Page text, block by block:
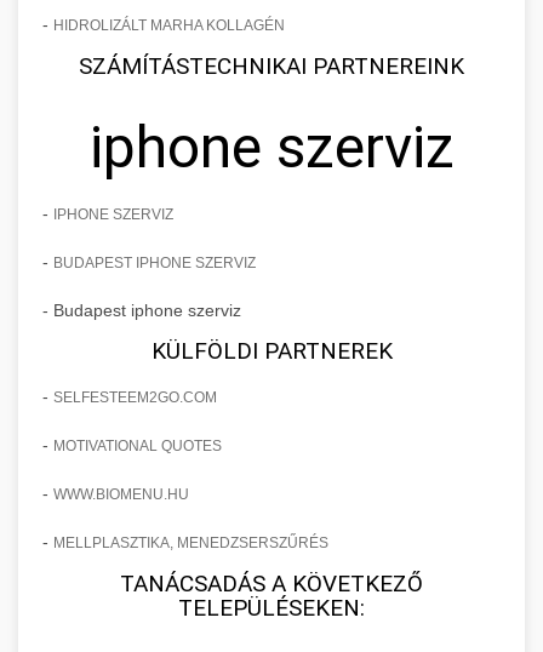
- HIDROLIZÁLT MARHA KOLLAGÉN
SZÁMÍTÁSTECHNIKAI PARTNEREINK
iphone szerviz
- IPHONE SZERVIZ
- BUDAPEST IPHONE SZERVIZ
- Budapest iphone szerviz
KÜLFÖLDI PARTNEREK
- SELFESTEEM2GO.COM
- MOTIVATIONAL QUOTES
- WWW.BIOMENU.HU
- MELLPLASZTIKA, MENEDZSERSZŰRÉS
TANÁCSADÁS A KÖVETKEZŐ
TELEPÜLÉSEKEN: